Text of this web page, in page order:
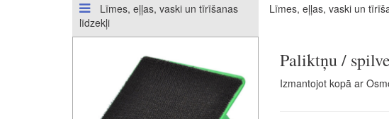
Līmes, eļļas, vaski un tīrīšanas
līdzekļi
Līmes, eļļas, vaski un
Paliktņu /
Izmantojot kopā ar